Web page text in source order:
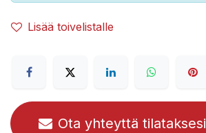
Lisää toivelistalle
Ota yhteyttä tilataksesi